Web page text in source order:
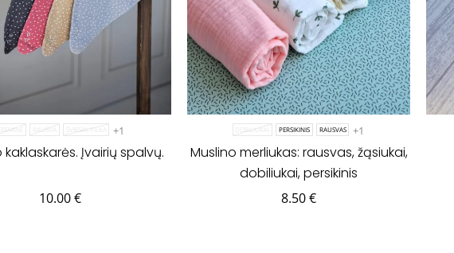
KREMINĖ RAUSVA ŠVIESIAI PILKA +1
kaklaskarės. Įvairių spalvų.
10.00€
DOBILIUKAI PERSIKINIS RAUSVAS +1
Muslino merliukas: rausvas, žąsiukai,
dobiliukai, persikinis
8.50€